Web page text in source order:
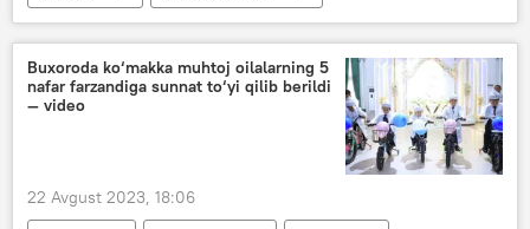
Braziliya
Luis Inasiu Lula da Silva
BRIKS (BRICS)
Buxoroda ko‘makka muhtoj oilalarning 5
nafar farzandiga sunnat to‘yi qilib berildi
— video
22 Avgust 2023, 18:06